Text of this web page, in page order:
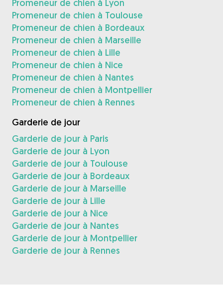
Promeneur de chien à Lyon
Promeneur de chien à Toulouse
Promeneur de chien à Bordeaux
Promeneur de chien à Marseille
Promeneur de chien à Lille
Promeneur de chien à Nice
Promeneur de chien à Nantes
Promeneur de chien à Montpellier
Promeneur de chien à Rennes
Garderie de jour
Garderie de jour à Paris
Garderie de jour à Lyon
Garderie de jour à Toulouse
Garderie de jour à Bordeaux
Garderie de jour à Marseille
Garderie de jour à Lille
Garderie de jour à Nice
Garderie de jour à Nantes
Garderie de jour à Montpellier
Garderie de jour à Rennes